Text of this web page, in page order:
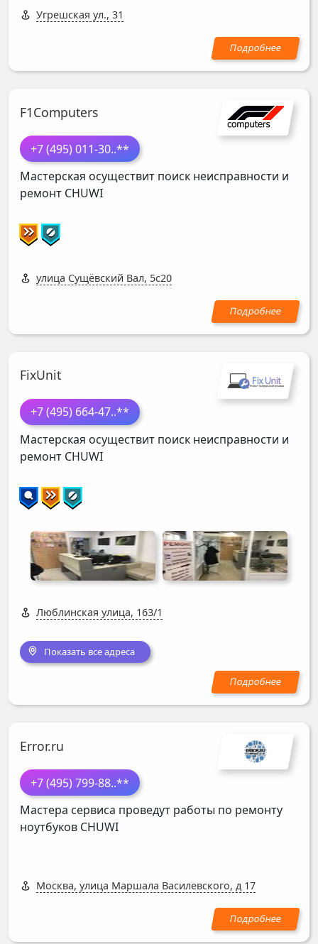
Угрешская ул., 31
F1Computers
+7 (495) 011-30..**
Мастерская осуществит поиск неисправности и
ремонт CHUWI
улица Сущёвский Вал, 5с20
FixUnit
+7 (495) 664-47..**
Мастерская осуществит поиск неисправности и
ремонт CHUWI
Люблинская улица, 163/1
Показать все адреса
Error.ru
+7 (495) 799-88..**
Мастера сервиса проведут работы по ремонту
ноутбуков CHUWI
Москва, улица Маршала Василевского, д 17